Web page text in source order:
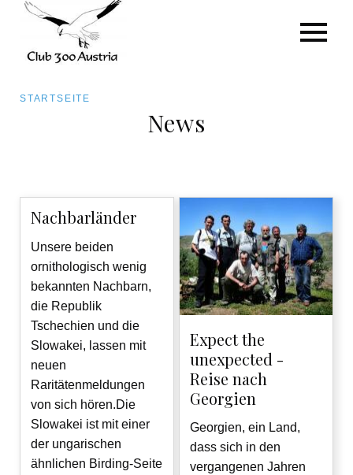
Inhalt
Pfadnavigation
STARTSEITE
News
Nachbarländer
Unsere beiden
ornithologisch wenig
bekannten Nachbarn,
die Republik
Tschechien und die
Slowakei, lassen mit
neuen
Raritätenmeldungen
von sich hören.Die
Slowakei ist mit einer
der ungarischen
ähnlichen Birding-Seite
Expect the
unexpected -
Reise nach
Georgien
Georgien, ein Land,
dass sich in den
vergangenen Jahren